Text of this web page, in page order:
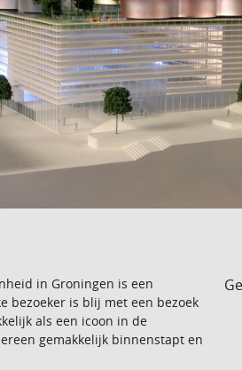
in Groningen is een
bezoeker is blij met een bezoek
als een icoon in de
gemakkelijk binnenstapt en